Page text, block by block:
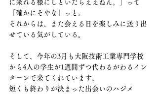
に来れる様にしといたらええねん。」って
「確かにそやな」っと。
それからは、また会える日を楽しみに送り出
せている気がしている。
そして、今年の3月も大阪技術工業専門学校
から4人の学生が1週間ずつ代わるがわるイン
タ－ンで来てくれています。
短くも終わりが決まった出会いのハジメ